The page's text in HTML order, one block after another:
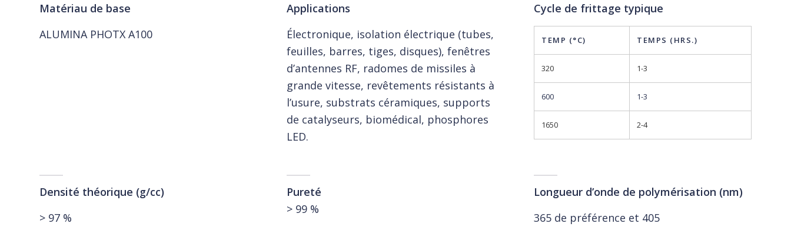
Matériau de base
ALUMINA PHOTX A100
Applications
Électronique, isolation électrique (tubes,
feuilles, barres, tiges, disques), fenêtres
d’antennes RF, radomes de missiles à
grande vitesse, revêtements résistants à
l’usure, substrats céramiques, supports
de catalyseurs, biomédical, phosphores
LED.
Cycle de frittage typique
TEMP (°C) TEMPS (HRS.)
320 1-3
600 1-3
1650 2-4
Densité théorique (g/cc)
> 97 %
Pureté
> 99 %
Longueur d’onde de polymérisation (nm)
365 de préférence et 405